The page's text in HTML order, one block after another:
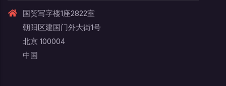
国贸写字楼1座2822室
朝阳区建国门外大街1号
北京 100004
中国